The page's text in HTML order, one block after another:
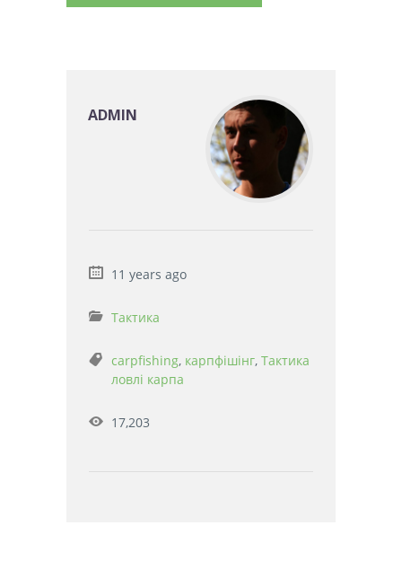
ADMIN
11 years ago
Тактика
carpfishing, карпфішінг, Тактика
ловлі карпа
17,203